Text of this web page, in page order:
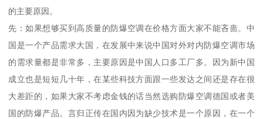
的主要原因。
先：如果想够买到高质量的防爆空调在价格方面大家不能吝啬。中
国是一个产品需求大国，在发展中来说中国对外对内防爆空调市场
的需求量都是非常多，主要原因是中国人口多工厂多。因为新中国
成立也是短短几十年，在某些科技方面跟一些发达之间还是存在很
大差距的，如果大家不考虑金钱的话当然选购防爆空调德国或者美
国的防爆产品。言归正传在国内因为缺少技术是一个原因，在一个